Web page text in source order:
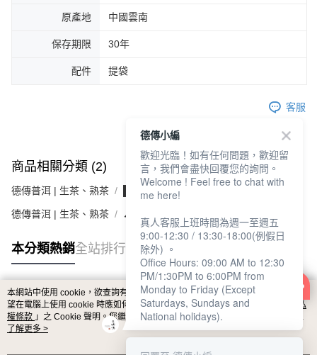
原產地 中國雲南
保存期限 30年
配件 提袋
客服
商品相關分類 (2)
德傳普洱 | 生茶、熟茶 ▌普洱生茶(綠製)
德傳普洱 | 生茶、熟茶 🔎臨滄產區
本分類熱銷全站排行
熱門標籤
本網站中使用 cookie，欲查詢有關本網站使用 cookie 方式之詳情，及若您不希
望在電腦上使用 cookie 時應如何變更電腦的 cookie 設定，請參閱本網站「
隱私
權條款 」之 Cookie 聲明。您繼續使用本網站即表示您同意本公司得按本網站使
用條款之 Cookie 聲明使用 cookie。
了解更多 >
德傳小編
歡迎光臨！如有任何問題，歡迎留
言，我們會盡快回覆您的詢問。
Welcome ! Feel free to chat with
me here!
真人客服上班時間為週一至週五
9:00-12:30 / 13:30-18:00(例假日
除外) 。
Office Hours: 09:00 AM to 12:30
PM/1:30PM to 6:00PM from
Monday to Friday (Except
Saturdays, Sundays and
National holidays).